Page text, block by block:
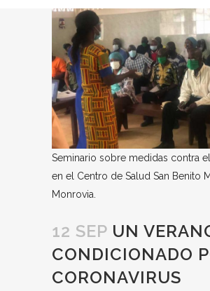
Seminario sobre medidas contra
en el Centro de Salud San Benito
Monrovia.
12 SEP UN
CONDICIONADO
CORONAVIRUS